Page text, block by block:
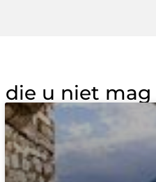
die u niet mag